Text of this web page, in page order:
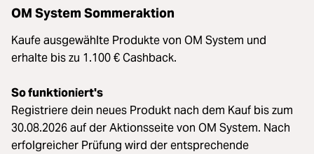
OM System Sommeraktion
Kaufe ausgewählte Produkte von OM System und
erhalte bis zu 1.100 € Cashback.
So funktioniert's
Registriere dein neues Produkt nach dem Kauf bis zum
30.08.2026 auf der Aktionsseite von OM System. Nach
erfolgreicher Prüfung wird der entsprechende